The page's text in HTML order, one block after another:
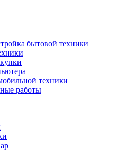
бытовой техники
техники
работы